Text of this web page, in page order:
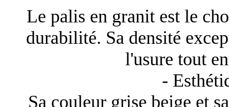
Le palis en granit est le
durabilité. Sa densité
l'usure tout
-
Sa couleur grise beige et